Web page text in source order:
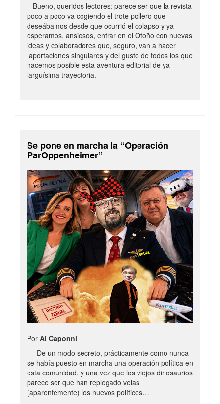
Bueno, queridos lectores: parece ser que la revista
poco a poco va cogiendo el trote pollero que
deseábamos desde que ocurrió el colapso y ya
esperamos, ansiosos, entrar en el Otoño con nuevas
ideas y colaboradores que, seguro, van a hacer
aportaciones singulares y del gusto de todos los que
hacemos posible esta aventura editorial de ya
larguísima trayectoria.
Se pone en marcha la “Operación
ParOppenheimer”
Por Al Caponni
De un modo secreto, prácticamente como nunca
se había puesto en marcha una operación política en
esta comunidad, y una vez que los viejos dinosaurios
parece ser que han replegado velas
(aparentemente) los nuevos políticos…